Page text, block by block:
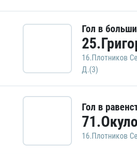
Гол в
16.Плотников
Д.(3)
Гол в
16.Плотников